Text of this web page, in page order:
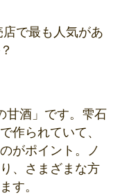
店で最も人気があ
甘酒」です。雫石
作られていて、
がポイント。ノ
、さまざまな方
す。